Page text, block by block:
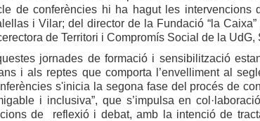
de conferències hi ha hagut les intervencions
i Vilar; del director de la Fundació “la
de Territori i Compromís Social de la UdG,
jornades de formació i sensibilització
i als reptes que comporta l’envelliment al
s'inicia la segona fase del procés de
i inclusiva”, que s’impulsa en
de reflexió i debat, amb la intenció de